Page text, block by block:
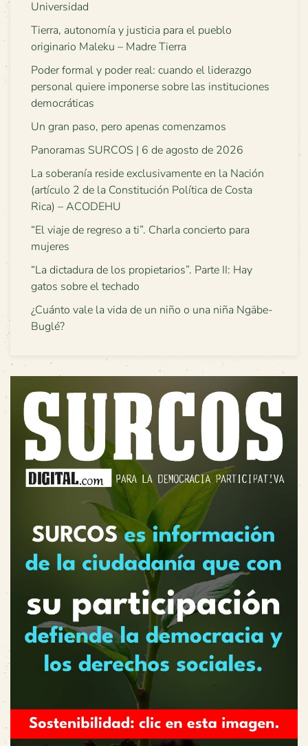
Universidad
Tierra, autonomía y justicia para el pueblo
originario Maleku – Madre Tierra
Poder formal y poder real: cuando el liderazgo
personal quiere imponerse sobre las instituciones
democráticas
Un gran paso, pero apenas comenzamos
Panoramas SURCOS | 6 de agosto de 2026
La soberanía reside exclusivamente en la Nación
(artículo 2 de la Constitución Política de Costa
Rica) – ACODEHU
“El viaje de regreso a ti”. Charla concierto para
mujeres
“La dictadura de los propietarios”. Parte II: Hay
gatos sobre el techado
¿Cuánto vale la vida de un niño o una niña Ngäbe-
Buglé?